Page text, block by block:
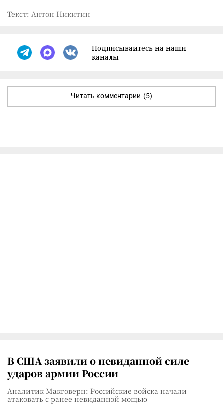
Текст: Антон Никитин
Подписывайтесь на наши
каналы
Читать комментарии (5)
В США заявили о невиданной силе
ударов армии России
Аналитик Макговерн: Российские войска начали
атаковать с ранее невиданной мощью